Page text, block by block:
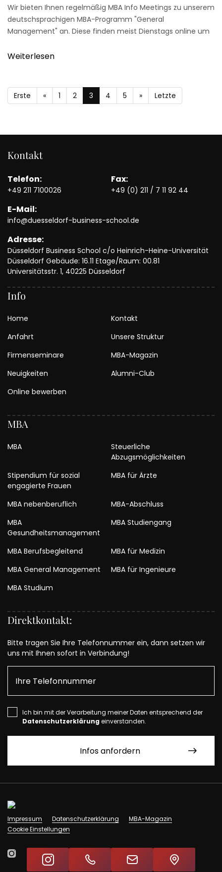
Wir bieten Ihnen regelmäßig MBA Info Meetings zu unserem
deutschsprachigen MBA-Programm "General
Management" an. Diese finden meist Dienstags online um
Weiterlesen
Erste « 1 2 3 4 5 » Letzte
Kontakt
Telefon:
+49 211 7100026
Fax:
+49 (0) 211 / 7 11 92 44
E-Mail:
info@duesseldorf-business-school.de
Adresse:
Düsseldorf Business School c/o Heinrich-Heine-Universität
Düsseldorf Gebäude: 16.11 Etage/Raum: 00.81
Universitätsstr. 1, 40225 Düsseldorf
Info
Home
Kontakt
Anfahrt
Unsere Struktur
Firmenseminare
MBA-Magazin
Neuigkeiten
Alumni-Club
Online bewerben
MBA
MBA
Steuerliche
Abzugsmöglichkeiten
Stipendium für sozial
engagierte Frauen
MBA für Ärzte
MBA nebenberuflich
MBA-Abschluss
MBA
Gesundheitsmanagement
MBA Studiengang
MBA Berufsbegleitend
MBA für Medizin
MBA General Management
MBA für Ingenieure
MBA Studium
Direktkontakt:
Bitte tragen Sie Ihre Telefonnummer ein, dann setzen wir
uns mit Ihnen sofort in Verbindung!
Ich bin mit der Verarbeitung meiner Daten entsprechend der
Datenschutzerklärung einverstanden.
Impressum Datenschutzerklärung
MBA-Magazin
Cookie Einstellungen